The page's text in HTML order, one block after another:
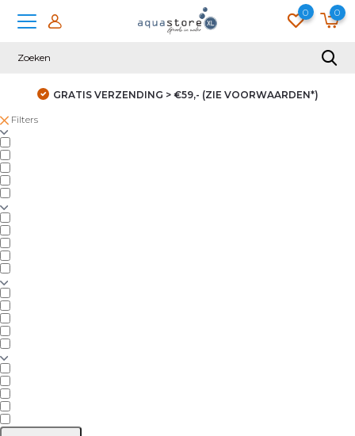
0 0
GRATIS VERZENDING > €59,- (ZIE VOORWAARDEN*)
Filters